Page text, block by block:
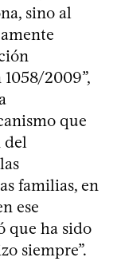
sino al
2009”,
que
del
familias, en
ese
que ha sido
siempre”.